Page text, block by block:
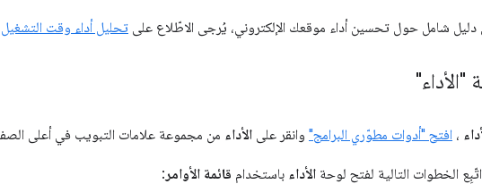
شامل حول تحسين أداء موقعك الإلكتروني، يُرجى الاطّلاع على تحليل أداء وقت التشغيل
، افتح "أدوات مطوّري البرامج" وانقر على الأداء من مجموعة علامات التبويب في أعلى
الخطوات التالية لفتح لوحة الأداء باستخدام قائمة الأوامر :